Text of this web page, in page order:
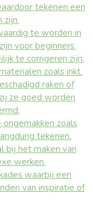
tekenen een
zijn.
te worden in
voor beginners.
te corrigeren zijn,
zoals inkt.
raken of
ze goed worden
zoals
tekenen.
bij het maken van
werken.
waarbij een
van inspiratie of